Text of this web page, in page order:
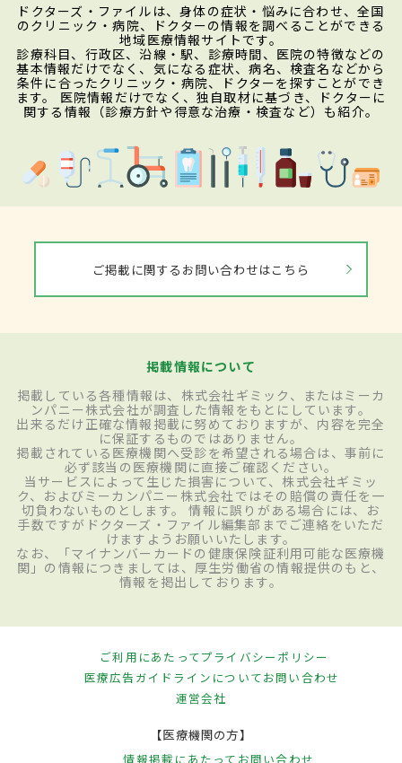
ドクターズ・ファイルは、身体の症状・悩みに合わせ、全国
のクリニック・病院、ドクターの情報を調べることができる
地域医療情報サイトです。
診療科目、行政区、沿線・駅、診療時間、医院の特徴などの
基本情報だけでなく、気になる症状、病名、検査名などから
条件に合ったクリニック・病院、ドクターを探すことができ
ます。 医院情報だけでなく、独自取材に基づき、ドクターに
関する情報（診療方針や得意な治療・検査など）も紹介。
ご掲載に関するお問い合わせはこちら
掲載情報について
掲載している各種情報は、株式会社ギミック、またはミーカ
ンパニー株式会社が調査した情報をもとにしています。
出来るだけ正確な情報掲載に努めておりますが、内容を完全
に保証するものではありません。
掲載されている医療機関へ受診を希望される場合は、事前に
必ず該当の医療機関に直接ご確認ください。
当サービスによって生じた損害について、株式会社ギミッ
ク、およびミーカンパニー株式会社ではその賠償の責任を一
切負わないものとします。 情報に誤りがある場合には、お
手数ですがドクターズ・ファイル編集部までご連絡をいただ
けますようお願いいたします。
なお、「マイナンバーカードの健康保険証利用可能な医療機
関」の情報につきましては、厚生労働省の情報提供のもと、
情報を掲出しております。
ご利用にあたってプライバシーポリシー
医療広告ガイドラインについてお問い合わせ
運営会社
【医療機関の方】
情報掲載にあたって お問い合わせ